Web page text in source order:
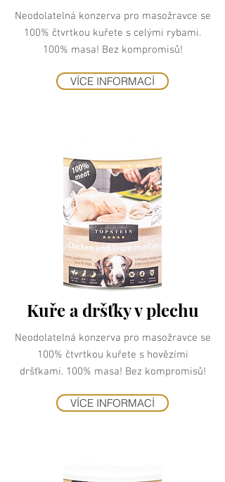
Neodolatelná konzerva pro masožravce se
100% čtvrtkou kuřete s celými rybami.
100% masa! Bez kompromisů!
VÍCE INFORMACÍ
Kuře a dršťky v plechu
Neodolatelná konzerva pro masožravce se
100% čtvrtkou kuřete s hovězími
dršťkami. 100% masa! Bez kompromisů!
VÍCE INFORMACÍ